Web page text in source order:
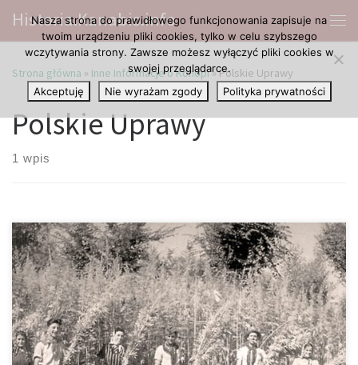
Przejdź do treści
Historia.Kanabis.info
Strona główna » Inne Informacje o Konopi »Polskie Uprawy
Polskie Uprawy
1 wpis
Wbrew powszechnie panującym przekonaniom nasz cudowny
kraj, oraz konopie mają ze sobą naprawdę wiele wspólnego,
bowiem Polska należy do dość niewielkiej grupy posiadających
wieloletnią tradycję w uprawie, a także co najważniejsze
przerobie konopi. Obecnie wszelkiej odmiany tej nietuzinkowej
rośliny posiadające w sobie nie więcej aniżeli 0.2% THC zostały w
Nasza strona do prawidłowego funkcjonowania zapisuje na
twoim urządzeniu pliki cookies, tylko w celu szybszego
wczytywania strony. Zawsze możesz wyłączyć pliki cookies w
swojej przeglądarce.
Akceptuję
Nie wyrażam zgody Polityka prywatności